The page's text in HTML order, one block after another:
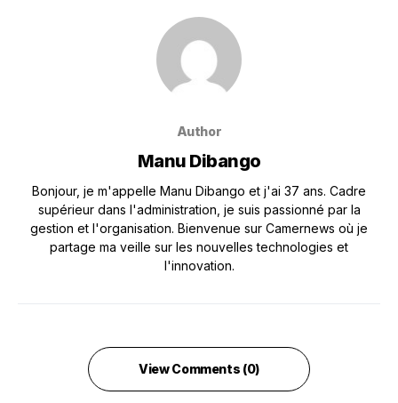
Author
Manu Dibango
Bonjour, je m'appelle Manu Dibango et j'ai 37 ans. Cadre
supérieur dans l'administration, je suis passionné par la
gestion et l'organisation. Bienvenue sur Camernews où je
partage ma veille sur les nouvelles technologies et
l'innovation.
View Comments (0)